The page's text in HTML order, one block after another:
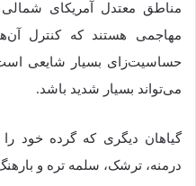
مناطق معتدل آمریکای
مهاجمی هستند که کنترل
حساسیت‌زای بسیار شایعی است
می‌تواند بسیار شدید باشد.
گیاهان دیگری که گرده خود را
درمنه، ترشک، سلمه تره و